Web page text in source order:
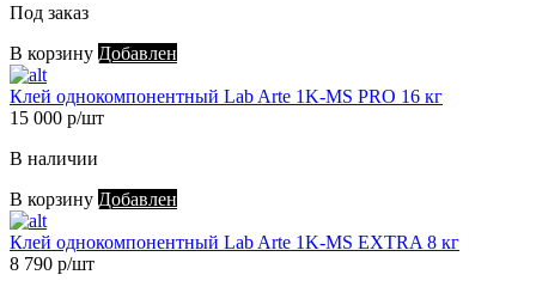
Под заказ
В корзину Добавлен
Клей однокомпонентный Lab Arte 1K-MS PRO 16 кг
15 000 р/шт
В наличии
В корзину Добавлен
Клей однокомпонентный Lab Arte 1K-MS EXTRA 8 кг
8 790 р/шт